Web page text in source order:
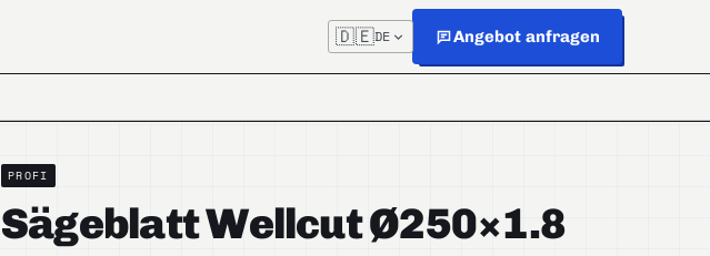
🇩🇪DE Angebot anfragen
PROFI
Sägeblatt Wellcut Ø250×1.8